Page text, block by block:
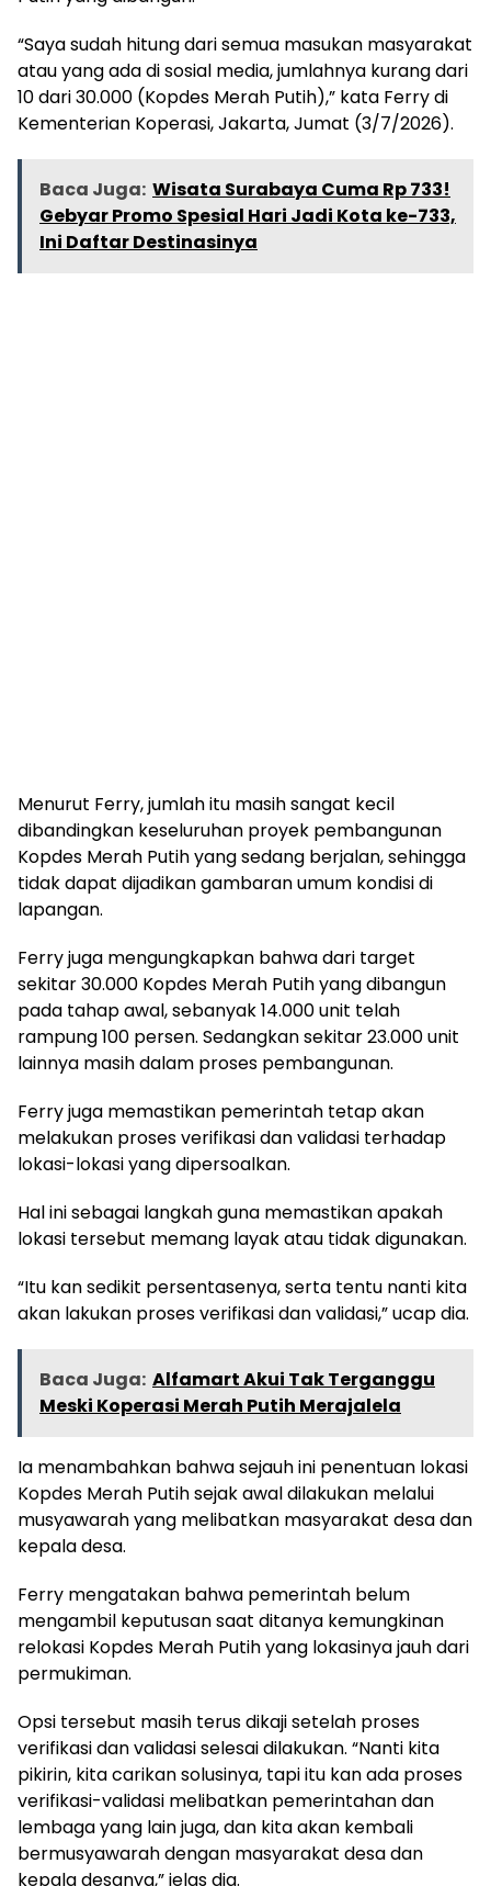
“Saya sudah hitung dari semua masukan masyarakat
atau yang ada di sosial media, jumlahnya kurang dari
10 dari 30.000 (Kopdes Merah Putih),” kata Ferry di
Kementerian Koperasi, Jakarta, Jumat (3/7/2026).
Baca Juga: Wisata Surabaya Cuma Rp 733!
Gebyar Promo Spesial Hari Jadi Kota ke-733,
Ini Daftar Destinasinya
Menurut Ferry, jumlah itu masih sangat kecil
dibandingkan keseluruhan proyek pembangunan
Kopdes Merah Putih yang sedang berjalan, sehingga
tidak dapat dijadikan gambaran umum kondisi di
lapangan.
Ferry juga mengungkapkan bahwa dari target
sekitar 30.000 Kopdes Merah Putih yang dibangun
pada tahap awal, sebanyak 14.000 unit telah
rampung 100 persen. Sedangkan sekitar 23.000 unit
lainnya masih dalam proses pembangunan.
Ferry juga memastikan pemerintah tetap akan
melakukan proses verifikasi dan validasi terhadap
lokasi-lokasi yang dipersoalkan.
Hal ini sebagai langkah guna memastikan apakah
lokasi tersebut memang layak atau tidak digunakan.
“Itu kan sedikit persentasenya, serta tentu nanti kita
akan lakukan proses verifikasi dan validasi,” ucap dia.
Baca Juga: Alfamart Akui Tak Terganggu
Meski Koperasi Merah Putih Merajalela
Ia menambahkan bahwa sejauh ini penentuan lokasi
Kopdes Merah Putih sejak awal dilakukan melalui
musyawarah yang melibatkan masyarakat desa dan
kepala desa.
Ferry mengatakan bahwa pemerintah belum
mengambil keputusan saat ditanya kemungkinan
relokasi Kopdes Merah Putih yang lokasinya jauh dari
permukiman.
Opsi tersebut masih terus dikaji setelah proses
verifikasi dan validasi selesai dilakukan. “Nanti kita
pikirin, kita carikan solusinya, tapi itu kan ada proses
verifikasi-validasi melibatkan pemerintahan dan
lembaga yang lain juga, dan kita akan kembali
bermusyawarah dengan masyarakat desa dan
kepala desanya,” jelas dia.